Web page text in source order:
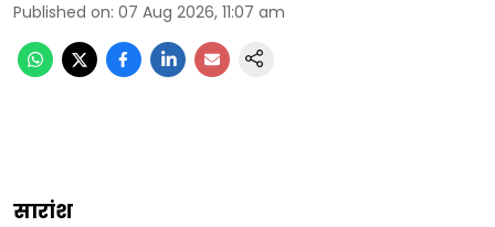
Published on: 07 Aug 2026, 11:07 am
सारांश